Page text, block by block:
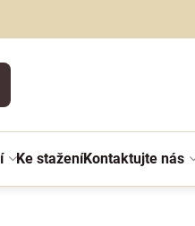
Ke staženíKontaktujte nás